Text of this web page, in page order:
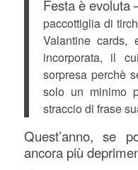
Festa è evoluta
paccottiglia di
Valantine cards,
incorporata, il
sorpresa perchè
solo un minimo
straccio di frase
Quest’anno, se
ancora più